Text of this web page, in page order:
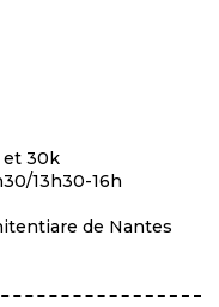
et 30k
13h30-16h
de Nantes